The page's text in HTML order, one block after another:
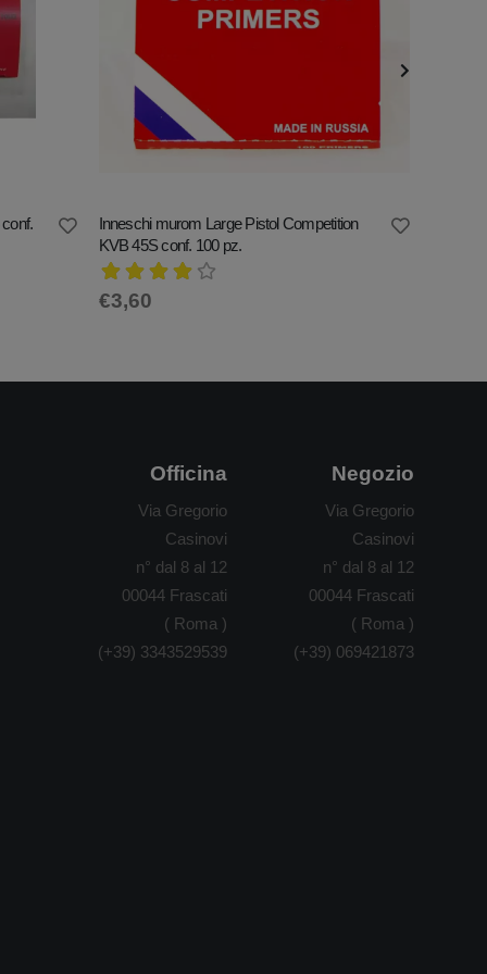
Inneschi murom Large Pistol Competition
KVB 45S conf. 100 pz.
€3,60
Officina
Via Gregorio
Casinovi
n° dal 8 al 12
00044 Frascati
( Roma )
(+39) 3343529539
Negozio
Via Gregorio
Casinovi
n° dal 8 al 12
00044 Frascati
( Roma )
(+39) 069421873